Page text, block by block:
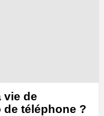
vie de
de téléphone ?